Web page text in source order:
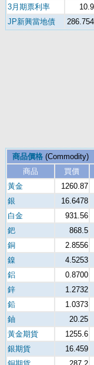
3月期票利率
JP新興當地債
商品價格(Commodity)
商品
買價
黃金
1260.87
銀
16.6478
白金
931.56
鈀
868.5
銅
2.8556
鎳
4.5253
鋁
0.8700
鋅
1.2732
鉛
1.0373
鈾
20.25
黃金期貨
1255.6
銀期貨
16.459